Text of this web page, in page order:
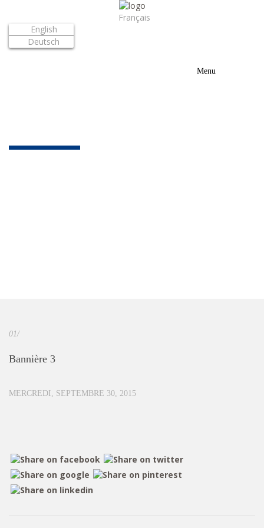
Français
English
Deutsch
navigation
Menu
01/
Bannière 3
MERCREDI, SEPTEMBRE 30, 2015